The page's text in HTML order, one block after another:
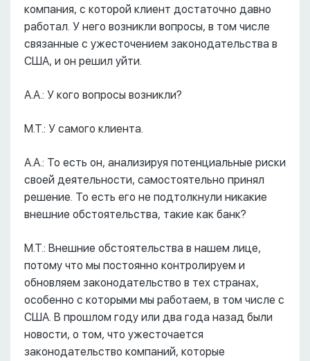
компания, с которой клиент достаточно давно
работал. У него возникли вопросы, в том числе
связанные с ужесточением законодательства в
США, и он решил уйти.
А.А.: У кого вопросы возникли?
М.Т.: У самого клиента.
А.А.: То есть он, анализируя потенциальные риски
своей деятельности, самостоятельно принял
решение. То есть его не подтолкнули никакие
внешние обстоятельства, такие как банк?
М.Т.: Внешние обстоятельства в нашем лице,
потому что мы постоянно контролируем и
обновляем законодательство в тех странах,
особенно с которыми мы работаем, в том числе с
США. В прошлом году или два года назад были
новости, о том, что ужесточается
законодательство компаний, которые